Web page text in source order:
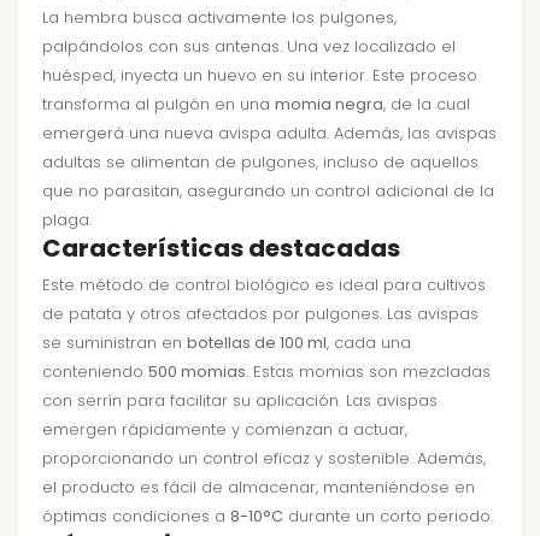
La hembra busca activamente los pulgones,
palpándolos con sus antenas. Una vez localizado el
huésped, inyecta un huevo en su interior. Este proceso
transforma al pulgón en una momia negra, de la cual
emergerá una nueva avispa adulta. Además, las avispas
adultas se alimentan de pulgones, incluso de aquellos
que no parasitan, asegurando un control adicional de la
plaga.
Características destacadas
Este método de control biológico es ideal para cultivos
de patata y otros afectados por pulgones. Las avispas
se suministran en botellas de 100 ml, cada una
conteniendo 500 momias. Estas momias son mezcladas
con serrín para facilitar su aplicación. Las avispas
emergen rápidamente y comienzan a actuar,
proporcionando un control eficaz y sostenible. Además,
el producto es fácil de almacenar, manteniéndose en
óptimas condiciones a 8-10°C durante un corto periodo.